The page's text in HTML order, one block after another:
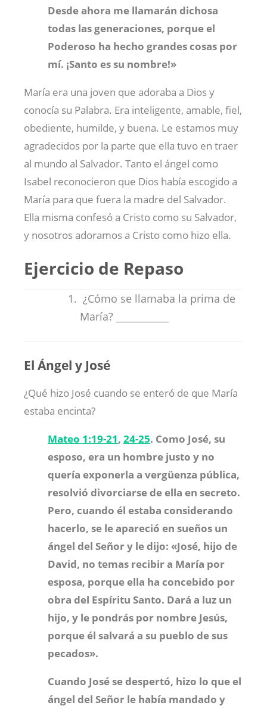
Desde ahora me llamarán dichosa
todas las generaciones, porque el
Poderoso ha hecho grandes cosas por
mí. ¡Santo es su nombre!»
María era una joven que adoraba a Dios y
conocía su Palabra. Era inteligente, amable, fiel,
obediente, humilde, y buena. Le estamos muy
agradecidos por la parte que ella tuvo en traer
al mundo al Salvador. Tanto el ángel como
Isabel reconocieron que Dios había escogido a
María para que fuera la madre del Salvador.
Ella misma confesó a Cristo como su Salvador,
y nosotros adoramos a Cristo como hizo ella.
Ejercicio de Repaso
¿Cómo se llamaba la prima de
María? ___________
El Ángel y José
¿Qué hizo José cuando se enteró de que María
estaba encinta?
Mateo 1:19-21, 24-25. Como José, su
esposo, era un hombre justo y no
quería exponerla a vergüenza pública,
resolvió divorciarse de ella en secreto.
Pero, cuando él estaba considerando
hacerlo, se le apareció en sueños un
ángel del Señor y le dijo: «José, hijo de
David, no temas recibir a María por
esposa, porque ella ha concebido por
obra del Espíritu Santo. Dará a luz un
hijo, y le pondrás por nombre Jesús,
porque él salvará a su pueblo de sus
pecados».
Cuando José se despertó, hizo lo que el
ángel del Señor le había mandado y